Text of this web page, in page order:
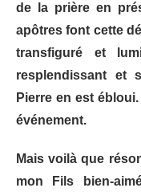
de la prière en
apôtres font cette
transfiguré et
resplendissant et
Pierre en est
événement.
Mais voilà que
mon Fils bien-